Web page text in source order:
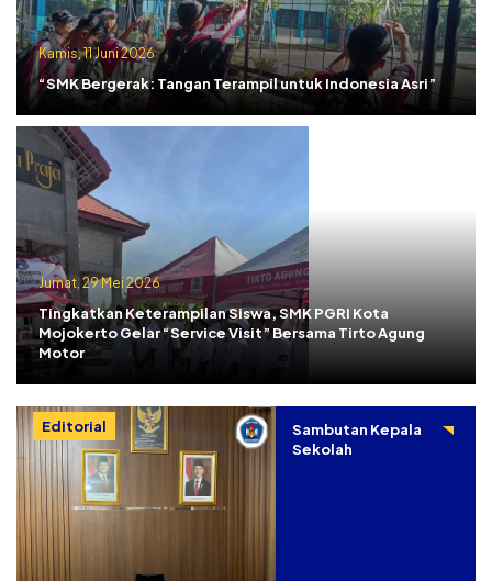
Kamis, 11 Juni 2026
“SMK Bergerak: Tangan Terampil untuk Indonesia Asri”
Jumat, 29 Mei 2026
Tingkatkan Keterampilan Siswa, SMK PGRI Kota
Mojokerto Gelar “Service Visit” Bersama Tirto Agung
Motor
Editorial
Sambutan Kepala
Sekolah